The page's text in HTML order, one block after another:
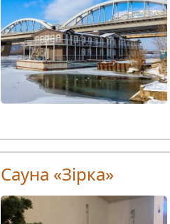
Сауна «Зірка»